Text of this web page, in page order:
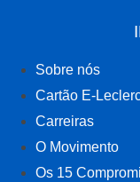
Sobre nós
Cartão E-
Carreiras
O Movimento
Os 15